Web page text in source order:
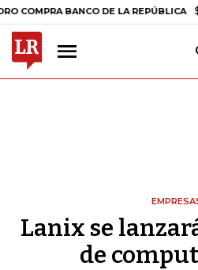
BANCO DE LA REPÚBLICA $
Lanix se
de